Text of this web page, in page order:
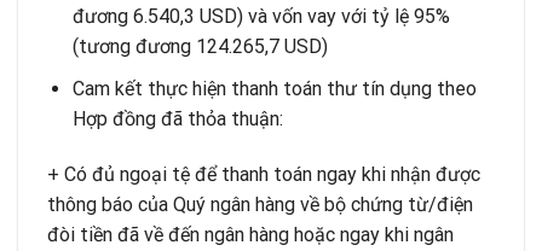
đương 6.540,3 USD) và vốn vay với tỷ lệ 95%
(tương đương 124.265,7 USD)
Cam kết thực hiện thanh toán thư tín dụng theo
Hợp đồng đã thỏa thuận:
+ Có đủ ngoại tệ để thanh toán ngay khi nhận được
thông báo của Quý ngân hàng về bộ chứng từ/điện
đòi tiền đã về đến ngân hàng hoặc ngay khi ngân